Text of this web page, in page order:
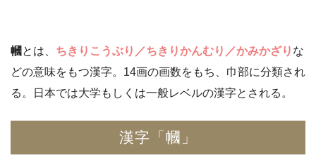
幗 とは、 ちきりこうぶり／ちきりかんむり／かみかざり な
どの意味をもつ漢字。14画の画数をもち、巾部に分類され
る。日本では大学もしくは一般レベルの漢字とされる。
漢字「幗」